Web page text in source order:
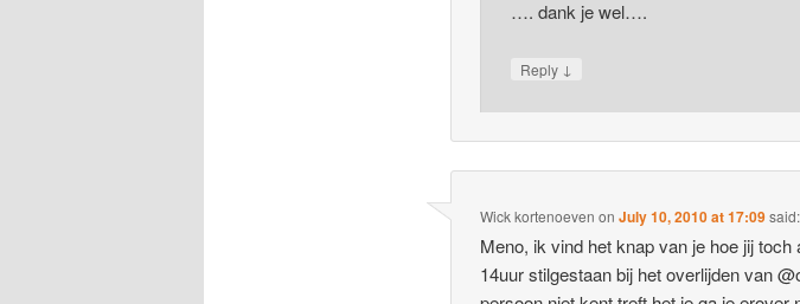
…. dank je wel….
Reply ↓
Wick kortenoeven onJuly 10, 2010 at 17:09said:
Meno, ik vind het knap van je hoe jij
14uur stilgestaan bij het overlijden van